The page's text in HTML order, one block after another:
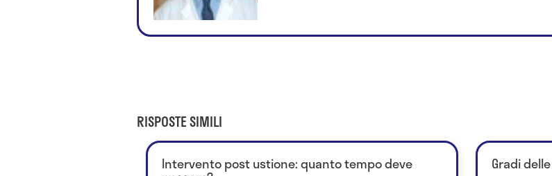
RISPOSTE SIMILI
Intervento post ustione: quanto tempo deve Gradi